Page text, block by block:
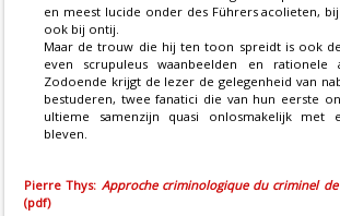
en meest lucide onder des Führers acolieten,
ook bij ontij.
Maar de trouw die hij ten toon spreidt is ook
even scrupuleus waanbeelden en rationele
Zodoende krijgt de lezer de gelegenheid van
bestuderen, twee fanatici die van hun eerste
ultieme samenzijn quasi onlosmakelijk met
bleven.
Pierre Thys: Approche criminologique du criminel
(pdf)